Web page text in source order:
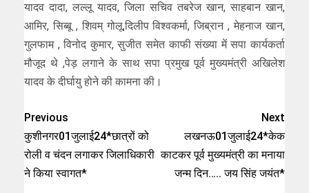
यादव दादा, लल्लू यादव, जिला सचिव तबरेज खान, साहबान खान,
आमिर, सिब्बू , शिवम् गोलू,दिलीप विश्वकर्मा, जिब्रान , मेहनाज खान,
गुलफाम , विनोद कुमार, सुजीत समेत काफी संख्या में सपा कार्यकर्ता
मौजूद थे ,पेड़ लगाने के साथ सपा प्रमुख पूर्व मुख्यमंत्री अखिलेश
यादव के दीर्घायु होने की कामना की।
Previous
कुशीनगर01जुलाई24*छात्रों को
रोली व चंदन लगाकर जिलाधिकारी
ने किया स्वागत*
Next
लखनऊ01जुलाई24*केक
काटकर पूर्व मुख्यमंत्री का मनाया
जन्म दिन….. जय सिंह जयंत*